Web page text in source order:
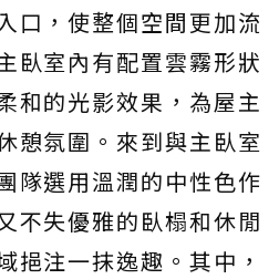
口，使整個空間更加流
臥室內有配置雲霧形狀
和的光影效果，為屋主
憩氛圍。來到與主臥室
隊選用溫潤的中性色作
不失優雅的臥榻和休閒
挹注一抹逸趣。其中，